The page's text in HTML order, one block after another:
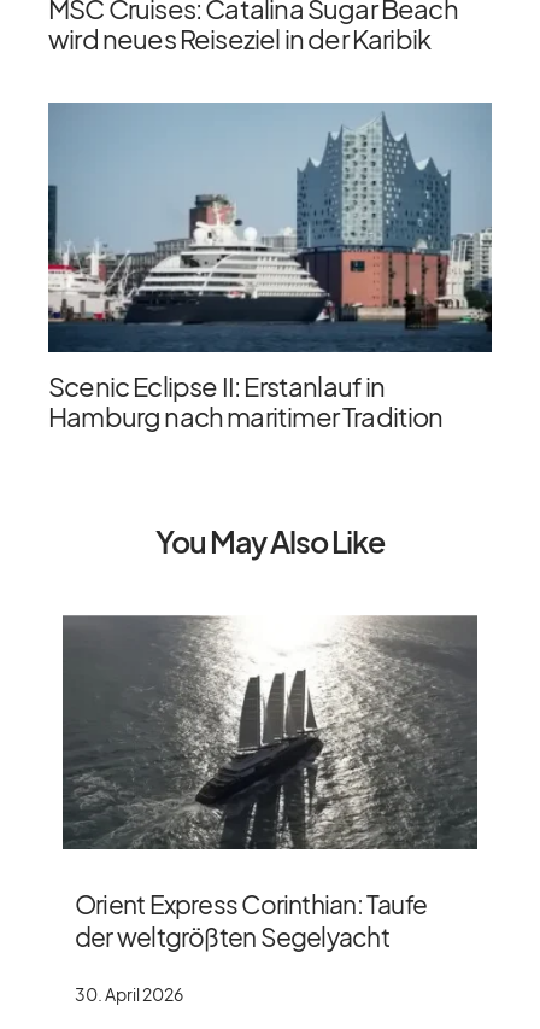
MSC Cruises: Catalina Sugar Beach
wird neues Reiseziel in der Karibik
Scenic Eclipse II: Erstanlauf in
Hamburg nach maritimer Tradition
You May Also Like
Orient Express Corinthian: Taufe
der weltgrößten Segelyacht
30. April 2026